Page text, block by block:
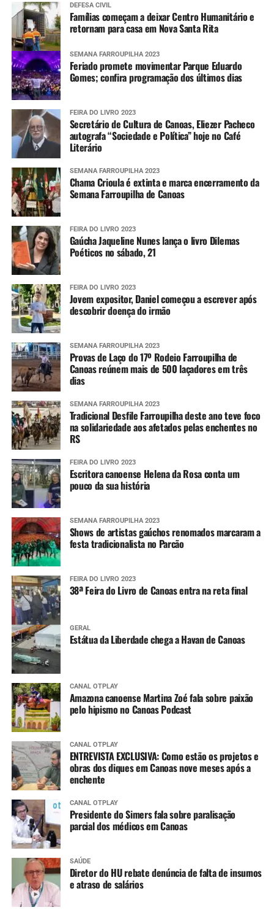
DEFESA CIVIL
Famílias começam a deixar Centro Humanitário e
retornam para casa em Nova Santa Rita
SEMANA FARROUPILHA 2023
Feriado promete movimentar Parque Eduardo
Gomes; confira programação dos últimos dias
FEIRA DO LIVRO 2023
Secretário de Cultura de Canoas, Eliezer Pacheco
autografa “Sociedade e Política” hoje no Café
Literário
SEMANA FARROUPILHA 2023
Chama Crioula é extinta e marca encerramento da
Semana Farroupilha de Canoas
FEIRA DO LIVRO 2023
Gaúcha Jaqueline Nunes lança o livro Dilemas
Poéticos no sábado, 21
FEIRA DO LIVRO 2023
Jovem expositor, Daniel começou a escrever após
descobrir doença do irmão
SEMANA FARROUPILHA 2023
Provas de Laço do 17º Rodeio Farroupilha de
Canoas reúnem mais de 500 laçadores em três
dias
SEMANA FARROUPILHA 2023
Tradicional Desfile Farroupilha deste ano teve foco
na solidariedade aos afetados pelas enchentes no
RS
FEIRA DO LIVRO 2023
Escritora canoense Helena da Rosa conta um
pouco da sua história
SEMANA FARROUPILHA 2023
Shows de artistas gaúchos renomados marcaram a
festa tradicionalista no Parcão
FEIRA DO LIVRO 2023
38ª Feira do Livro de Canoas entra na reta final
GERAL
Estátua da Liberdade chega a Havan de Canoas
CANAL OTPLAY
Amazona canoense Martina Zoé fala sobre paixão
pelo hipismo no Canoas Podcast
CANAL OTPLAY
ENTREVISTA EXCLUSIVA: Como estão os projetos e
obras dos diques em Canoas nove meses após a
enchente
CANAL OTPLAY
Presidente do Simers fala sobre paralisação
parcial dos médicos em Canoas
SAÚDE
Diretor do HU rebate denúncia de falta de insumos
e atraso de salários